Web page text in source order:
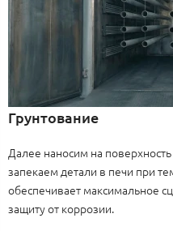
Грунтование
Далее наносим на
запекаем детали в печи при
обеспечивает максимальное
защиту от коррозии.